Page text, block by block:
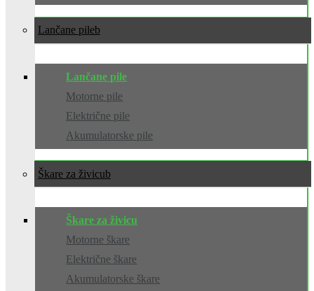
Lančane pile
Lančane pile
Motorne pile
Električne pile
Akumulatorske pile
Škare za živicu
Škare za živicu
Motorne škare
Električne škare
Akumulatorske škare